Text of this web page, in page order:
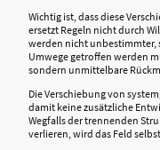
Wichtig ist, dass diese
ersetzt Regeln nicht durch
werden nicht unbestimmter,
Umwege getroffen werden
sondern unmittelbare
Die Verschiebung von
damit keine zusätzliche
Wegfalls der trennenden
verlieren, wird das Feld